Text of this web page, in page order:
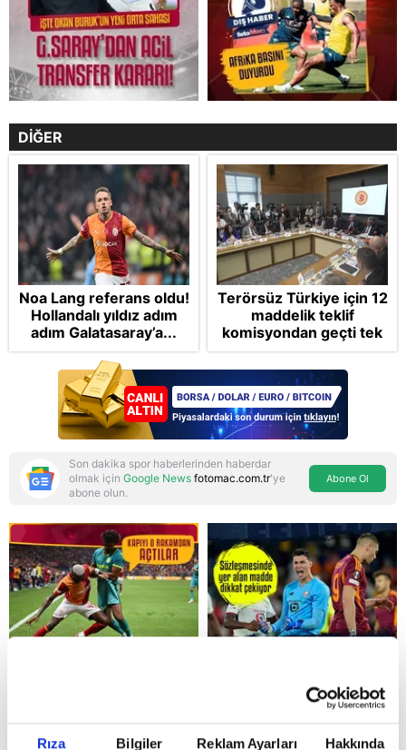
Rıza Bilgiler Reklam Ayarları Hakkında
Reddet
DİĞER
Noa Lang referans oldu!
Hollandalı yıldız adım
adım Galatasaray’a...
Terörsüz Türkiye için 12
maddelik teklif
komisyondan geçti tek
madde değişti!
Soruşturma ve cezalar
hangi şartlarda
ertelenecek?
Son dakika spor haberlerinden haberdar
olmak için Google News fotomac.com.tr'ye
abone olun.
Abone Ol